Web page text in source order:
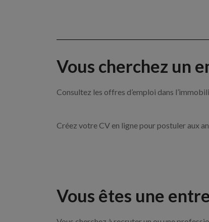
Vous cherchez un
Consultez les offres d’emploi dans
Créez votre CV en ligne pour postuler aux
Vous êtes une